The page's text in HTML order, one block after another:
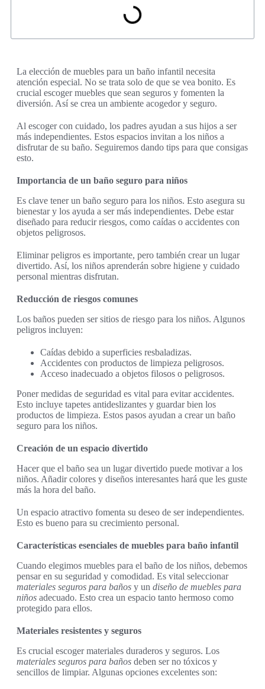
La elección de muebles para un baño infantil necesita
atención especial. No se trata solo de que se vea bonito. Es
crucial escoger muebles que sean seguros y fomenten la
diversión. Así se crea un ambiente acogedor y seguro.
Al escoger con cuidado, los padres ayudan a sus hijos a ser
más independientes. Estos espacios invitan a los niños a
disfrutar de su baño. Seguiremos dando tips para que consigas
esto.
Importancia de un baño seguro para niños
Es clave tener un baño seguro para los niños. Esto asegura su
bienestar y los ayuda a ser más independientes. Debe estar
diseñado para reducir riesgos, como caídas o accidentes con
objetos peligrosos.
Eliminar peligros es importante, pero también crear un lugar
divertido. Así, los niños aprenderán sobre higiene y cuidado
personal mientras disfrutan.
Reducción de riesgos comunes
Los baños pueden ser sitios de riesgo para los niños. Algunos
peligros incluyen:
Caídas debido a superficies resbaladizas.
Accidentes con productos de limpieza peligrosos.
Acceso inadecuado a objetos filosos o peligrosos.
Poner medidas de seguridad es vital para evitar accidentes.
Esto incluye tapetes antideslizantes y guardar bien los
productos de limpieza. Estos pasos ayudan a crear un baño
seguro para los niños.
Creación de un espacio divertido
Hacer que el baño sea un lugar divertido puede motivar a los
niños. Añadir colores y diseños interesantes hará que les guste
más la hora del baño.
Un espacio atractivo fomenta su deseo de ser independientes.
Esto es bueno para su crecimiento personal.
Características esenciales de muebles para baño infantil
Cuando elegimos muebles para el baño de los niños, debemos
pensar en su seguridad y comodidad. Es vital seleccionar
materiales seguros para baños y un diseño de muebles para
niños adecuado. Esto crea un espacio tanto hermoso como
protegido para ellos.
Materiales resistentes y seguros
Es crucial escoger materiales duraderos y seguros. Los
materiales seguros para baños deben ser no tóxicos y
sencillos de limpiar. Algunas opciones excelentes son: